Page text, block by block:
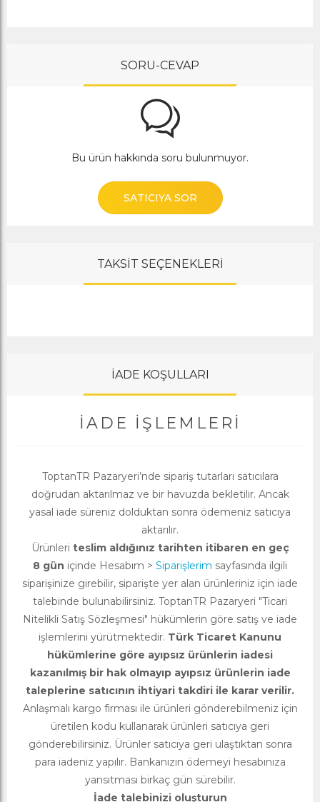
SORU-CEVAP
Bu ürün hakkında soru bulunmuyor.
SATICIYA SOR
TAKSİT SEÇENEKLERİ
İADE KOŞULLARI
İADE İŞLEMLERI
ToptanTR Pazaryeri’nde sipariş tutarları satıcılara
doğrudan aktarılmaz ve bir havuzda bekletilir. Ancak
yasal iade süreniz dolduktan sonra ödemeniz satıcıya
aktarılır.
Ürünleri teslim aldığınız tarihten itibaren en geç
8 gün içinde Hesabım > Siparişlerim sayfasında ilgili
siparişinize girebilir, siparişte yer alan ürünleriniz için iade
talebinde bulunabilirsiniz. ToptanTR Pazaryeri "Ticari
Nitelikli Satış Sözleşmesi" hükümlerin göre satış ve iade
işlemlerini yürütmektedir. Türk Ticaret Kanunu
hükümlerine göre ayıpsız ürünlerin iadesi
kazanılmış bir hak olmayıp ayıpsız ürünlerin iade
taleplerine satıcının ihtiyari takdiri ile karar verilir.
Anlaşmalı kargo firması ile ürünleri gönderebilmeniz için
üretilen kodu kullanarak ürünleri satıcıya geri
gönderebilirsiniz. Ürünler satıcıya geri ulaştıktan sonra
para iadeniz yapılır. Bankanızın ödemeyi hesabınıza
yansıtması birkaç gün sürebilir.
İade talebinizi oluşturun